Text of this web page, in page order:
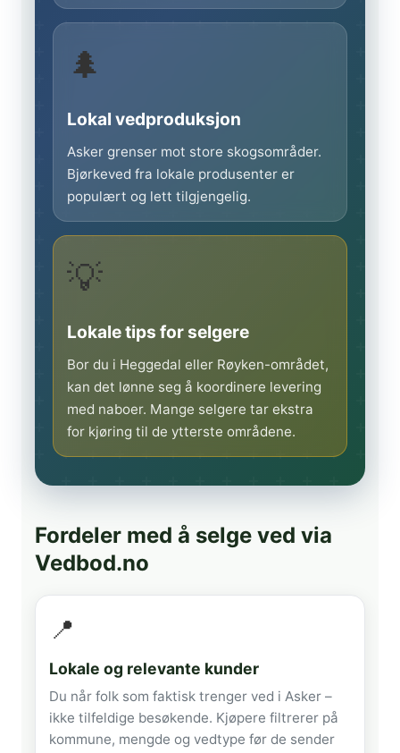
🌲
Lokal vedproduksjon
Asker grenser mot store skogsområder.
Bjørkeved fra lokale produsenter er
populært og lett tilgjengelig.
💡
Lokale tips for selgere
Bor du i Heggedal eller Røyken-området,
kan det lønne seg å koordinere levering
med naboer. Mange selgere tar ekstra
for kjøring til de ytterste områdene.
Fordeler med å selge ved via
Vedbod.no
📍
Lokale og relevante kunder
Du når folk som faktisk trenger ved i Asker –
ikke tilfeldige besøkende. Kjøpere filtrerer på
kommune, mengde og vedtype før de sender